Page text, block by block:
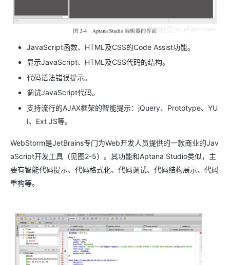
JavaScript函数、HTML及CSS的Code Assist功能。
显示JavaScript、HTML及CSS代码的结构。
代码语法错误提示。
调试JavaScript代码。
支持流行的AJAX框架的智能提示：jQuery、Prototype、YU
I、Ext JS等。
WebStorm是JetBrains专门为Web开发人员提供的一款商业的Jav
aScript开发工具（见图2-5）。其功能和Aptana Studio类似，主
要有智能代码提示、代码格式化、代码调试、代码结构展示、代码
重构等。